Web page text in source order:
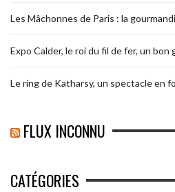
Les Mâchonnes de Paris : la
Expo Calder, le roi du fil de fer, un bon
Le ring de Katharsy, un spectacle en
FLUX INCONNU
CATÉGORIES